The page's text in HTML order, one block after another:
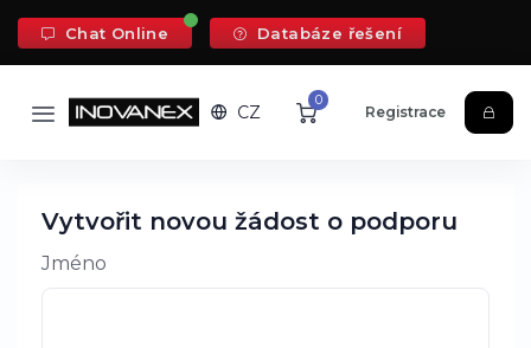
Chat Online Databáze řešení
CZ
0
Registrace
Vytvořit novou žádost o podporu
Jméno